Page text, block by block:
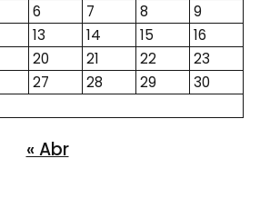
6 7 8
9
13 14 15
16
20 21 22
23
27 28 29
30
« Abr